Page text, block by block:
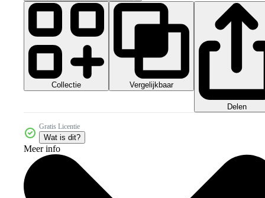
Collectie Vergelijkbaar
Delen
Gratis Licentie
Wat is dit?
Meer info